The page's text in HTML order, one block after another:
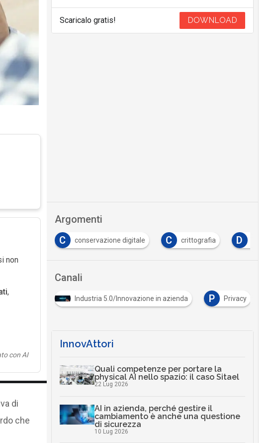
non
,
con AI
di
che
Scaricalo gratis! DOWNLOAD
Argomenti
C conservazione digitale C crittografia D
Canali
Industria 5.0/Innovazione in azienda P Privacy
InnovAttori
Quali competenze per portare la
physical AI nello spazio: il caso Sitael
22 Lug 2026
AI in azienda, perché gestire il
cambiamento è anche una questione
di sicurezza
10 Lug 2026